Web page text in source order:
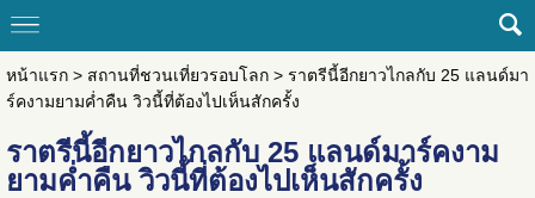
หน้าแรก> สถานที่ชวนเที่ยวรอบโลก> ราตรีนี้อีกยาวไกลกับ 25 แลนด์มา
ร์คงามยามค่ำคืน วิวนี้ที่ต้องไปเห็นสักครั้ง
ราตรีนี้อีกยาวไกลกับ 25 แลนด์มาร์คงาม
ยามค่ำคืน วิวนี้ที่ต้องไปเห็นสักครั้ง